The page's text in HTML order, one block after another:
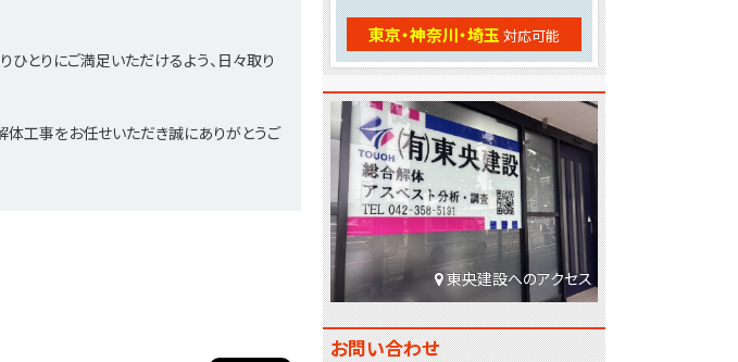
ひとりにご満足いただけるよう、日々取り
体工事をお任せいただき誠にありがとうご
東京・神奈川・埼玉 対応可能
東央建設へのアクセス
お問い合わせ